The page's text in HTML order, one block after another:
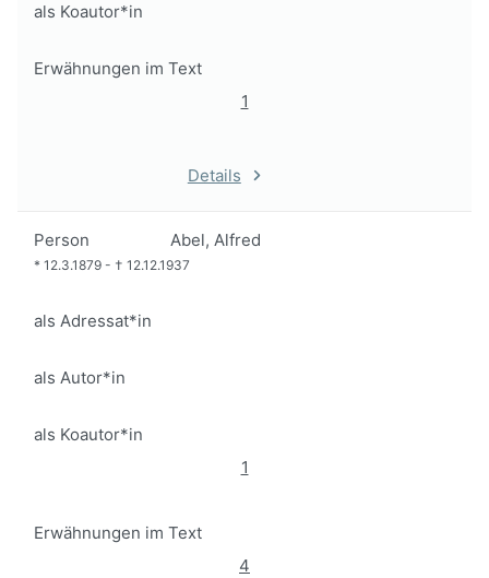
als Koautor*in
Erwähnungen im Text
1
Details
Person Abel, Alfred
* 12.3.1879 - † 12.12.1937
als Adressat*in
als Autor*in
als Koautor*in
1
Erwähnungen im Text
4